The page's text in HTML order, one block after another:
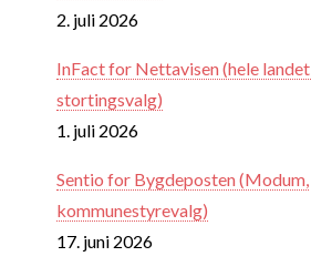
2. juli 2026
InFact for Nettavisen (hele landet,
stortingsvalg)
1. juli 2026
Sentio for Bygdeposten (Modum,
kommunestyrevalg)
17. juni 2026